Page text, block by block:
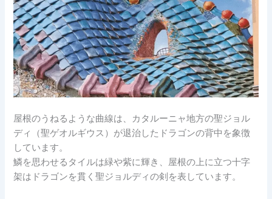
屋根のうねるような曲線は、カタルーニャ地方の聖ジョル
ディ（聖ゲオルギウス）が退治したドラゴンの背中を象徴
しています。
鱗を思わせるタイルは緑や紫に輝き、屋根の上に立つ十字
架はドラゴンを貫く聖ジョルディの剣を表しています。